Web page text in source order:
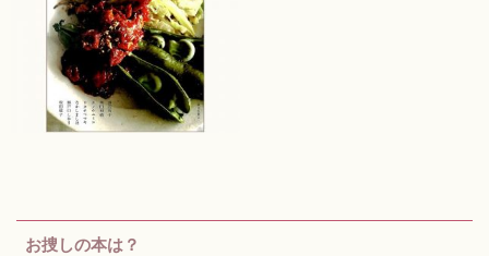
お捜しの本は？